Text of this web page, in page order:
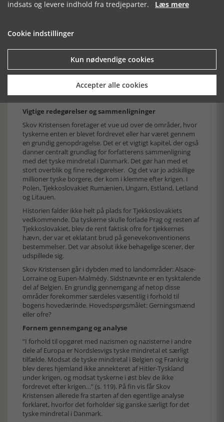
kz-lejrene obligatoriske i genopdragelsesårene. Hvor skyldig,
Hitler og nazismen. Nej. Uha da. I den seneste – i øvrigt
fremragende - Hitlerbiografi, Volker Ullrich ”Adolf Hitler. Die
Jahre des Untergangs 1939 – 1945”, Fischer Verlag, hedder
det: ” Der Nationalsozialismus verschwand wie ein Spuk, fast
über Nacht, von der Bildfläche. Überzeugte Anhänger des
Regimes verwandelten sich in Windeseile in ebenso
entschiedene Gegner desselben…” (s. 664).
Der var virkelig store opgaver at tage fat på.
Vigtige redegørelser og sammenligninger
Skov Kristensen foretager et vue ud over de områder, hvor
tyskerne enten er blevet fordrevet eller har været gennem
en grundig genopdragelse. Det er et vigtigt kapitel, der også
danner centralt grundlag for forfatterens sammenligning
med det tyske mindretal i Danmark. Det gør han med et
stort overblik og fine redegørelser. Og det var jo adskillige
millioner tyske borgere, der kom i klemme efter krigen. I
Polen, Tjekkoslovakiet Rumænien, Ungarn, Estland, Letland
og Litauen.
Historien falder ikke helt på plads for Tjekkoslovakiets
vedkommende. Da tyskerne skulle forlade Prag og resten af
Tjekkoslovakiet, blev de rent faktisk ofre for tjekkernes
hævn, der var et eklatant brud på genevekonventionens
bestemmelser. Det var absolut ikke behagelige scener, der
udspillede sig.
Skov Kristensen går i dybden med to landområder: Alsace-
Lorraine og Eupen-Malmédy. Sidstnævnte er en tysktalende
del af Belgien. En grundig gennemgang af netop disse
områder forekommer særdeles væsentlig i forhold til
bogens hovedærinde. Hovedspørgsmålet: Gerningsmænd
eller ofre?
Fornem gennemgang og analyse
”I forhold til opgøret med nazismen og nazisterne i andre
dele af Europa er Nordslesvigs tyske mindretal et særligt
tilfælde. Modsat de tyske mindretal i Belgien og Frankrig
blev deres hjemland ikke annekteret af Hitler-Tyskland
under krigen, og modsat tyskerne i øst blev de ikke
fordrevet efter krigen…” (s. 119). På fin vis får Skov
Kristensen allerede fra starten af den egentlige analyse
forklaret, hvorfor det forholder sig ganske særligt for det
tyske mindretal i Danmark.
indsats og levere indhold fra tredjeparter. Læs mere
Cookie indstillinger
Kun nødvendige cookies
Accepter alle cookies